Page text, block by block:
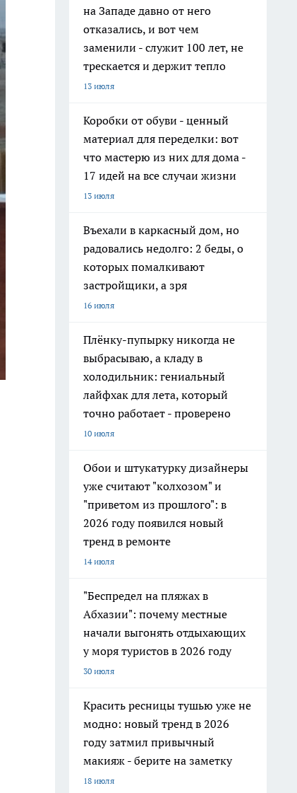
на Западе давно от него
отказались, и вот чем
заменили - служит 100 лет, не
трескается и держит тепло
13 июля
Коробки от обуви - ценный
материал для переделки: вот
что мастерю из них для дома -
17 идей на все случаи жизни
13 июля
Въехали в каркасный дом, но
радовались недолго: 2 беды, о
которых помалкивают
застройщики, а зря
16 июля
Плёнку-пупырку никогда не
выбрасываю, а кладу в
холодильник: гениальный
лайфхак для лета, который
точно работает - проверено
10 июля
Обои и штукатурку дизайнеры
уже считают "колхозом" и
"приветом из прошлого": в
2026 году появился новый
тренд в ремонте
14 июля
"Беспредел на пляжах в
Абхазии": почему местные
начали выгонять отдыхающих
у моря туристов в 2026 году
30 июля
Красить ресницы тушью уже не
модно: новый тренд в 2026
году затмил привычный
макияж - берите на заметку
18 июля